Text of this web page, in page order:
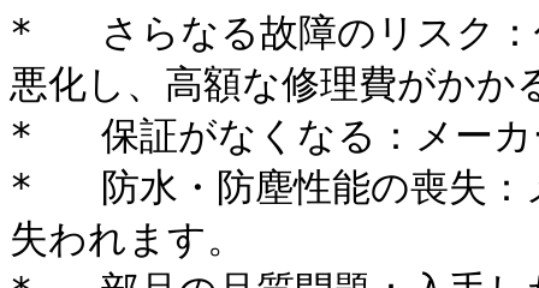
*   さらなる故障のリスク：
悪化し、高額な修理費がかか
*   保証がなくなる：メーカ
*   防水・防塵性能の喪失：
失われます。